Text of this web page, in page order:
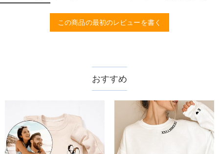
この商品の最初のレビューを書く
いたします。
はい。ご覧になる環境（PCのモニタやスマホの画面）、商品
る場合がございます。
どうやって自分に合うサイズを選びますか？
まずお気に入りのデザインを選んで、商品ページの画像にサイ
送料は配送方法によって異なります。通常配送は送料が1,620
円で、11,700円以上で無料になります。速達配送は送料が
4,680円になります。ご注文金額が25,200以上なら速達配送も
無料となります。（一部離島や遠方へご発送の場合、中継料が
別途加算されます。）
注文した商品はいつ届きますか？
認してから制作となります。大量生産品ではなく、一つ一つ手
でお作りしており、予定作業時間は商品ページに記載しており
ます。そしてご購入の際にお選び頂いた「配送方法」の選択に
よって、お届け日数が異なります。詳細は
配送について
までご
確認ください。.
商品に納品書などの明細書は同梱されますか？
ご注文の納品書・領収書といった明細書は商品に同梱しており
ません。領収書発行をご希望の場合は、ご注文明細をメールに
てご確認ください。
商品を海外へ直接発送することは可能でしょうか。
はい、対応可能です。海外配送をご希望の場合は、カスタマー
サポートまで詳しい海外配送先情報をお送りください。配送先
返品・交換はできますか？
おすすめ